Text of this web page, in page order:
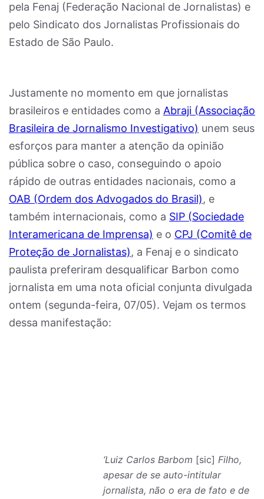
pela Fenaj (Federação Nacional de Jornalistas) e
pelo Sindicato dos Jornalistas Profissionais do
Estado de São Paulo.
Justamente no momento em que jornalistas
brasileiros e entidades como a Abraji (Associação
Brasileira de Jornalismo Investigativo) unem seus
esforços para manter a atenção da opinião
pública sobre o caso, conseguindo o apoio
rápido de outras entidades nacionais, como a
OAB (Ordem dos Advogados do Brasil), e
também internacionais, como a SIP (Sociedade
Interamericana de Imprensa) e o CPJ (Comitê de
Proteção de Jornalistas), a Fenaj e o sindicato
paulista preferiram desqualificar Barbon como
jornalista em uma nota oficial conjunta divulgada
ontem (segunda-feira, 07/05). Vejam os termos
dessa manifestação:
‘Luiz Carlos Barbom [sic] Filho,
apesar de se auto-intitular
jornalista, não o era de fato e de